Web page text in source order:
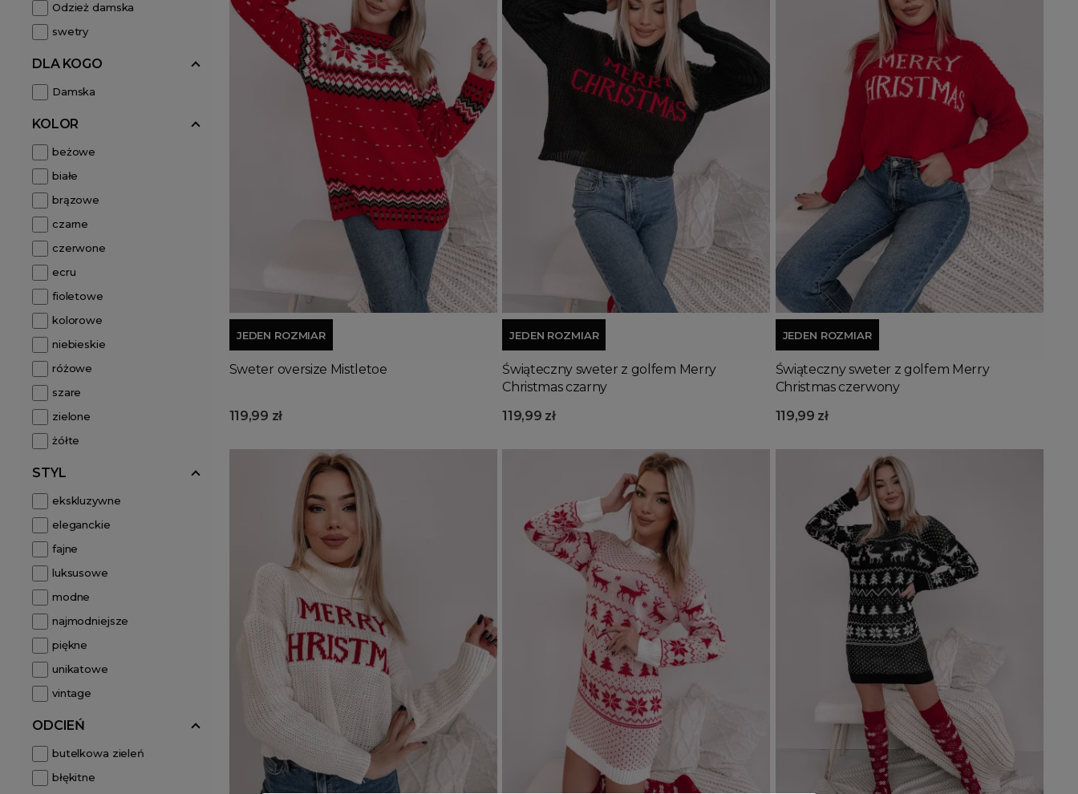
Odzież damska
swetry
DLA KOGO
Damska
KOLOR
beżowe
białe
brązowe
czarne
czerwone
ecru
fioletowe
kolorowe
niebieskie
różowe
szare
zielone
żółte
STYL
ekskluzywne
eleganckie
fajne
luksusowe
modne
najmodniejsze
piękne
unikatowe
vintage
ODCIEŃ
butelkowa zieleń
błękitne
Dodaj do koszyka
JEDEN ROZMIAR
Sweter oversize Mistletoe
119,99 zł
Dodaj do koszyka
JEDEN ROZMIAR
Świąteczny sweter z golfem Merry
Christmas czarny
119,99 zł
JEDEN ROZMIAR
Świąteczny sweter z golfem Merry
Christmas czerwony
119,99 zł